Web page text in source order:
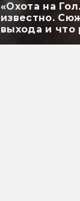
«Охота на
известно.
выхода и что